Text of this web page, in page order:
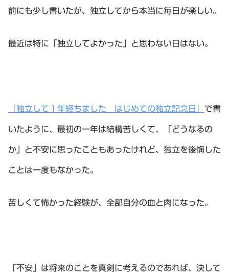
前にも少し書いたが、独立してから本当に毎日が楽しい。
最近は特に「独立してよかった」と思わない日はない。
『独立して１年経ちました はじめての独立記念日』 で書
いたように、最初の一年は結構苦しくて、「どうなるの
か」と不安に思ったこともあったけれど、独立を後悔した
ことは一度もなかった。
苦しくて怖かった経験が、全部自分の血と肉になった。
「不安」は将来のことを真剣に考えるのであれば、決して